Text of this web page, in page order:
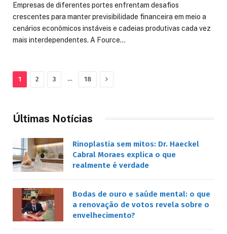
Empresas de diferentes portes enfrentam desafios
crescentes para manter previsibilidade financeira em meio a
cenários econômicos instáveis e cadeias produtivas cada vez
mais interdependentes. A Fource…
1 2 3 … 18 Next
Últimas Notícias
Rinoplastia sem mitos: Dr. Haeckel
Cabral Moraes explica o que
realmente é verdade
Bodas de ouro e saúde mental: o que
a renovação de votos revela sobre o
envelhecimento?